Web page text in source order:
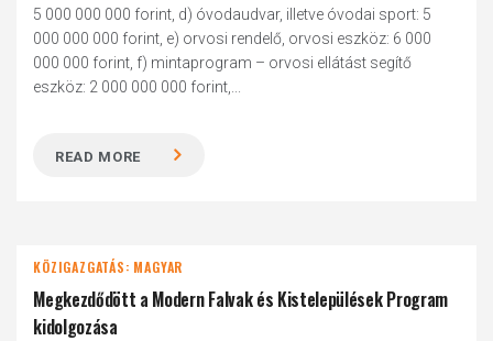
5 000 000 000 forint, d) óvodaudvar, illetve óvodai sport: 5
000 000 000 forint, e) orvosi rendelő, orvosi eszköz: 6 000
000 000 forint, f) mintaprogram – orvosi ellátást segítő
eszköz: 2 000 000 000 forint,...
READ MORE
KÖZIGAZGATÁS: MAGYAR
Megkezdődött a Modern Falvak és Kistelepülések Program
kidolgozása